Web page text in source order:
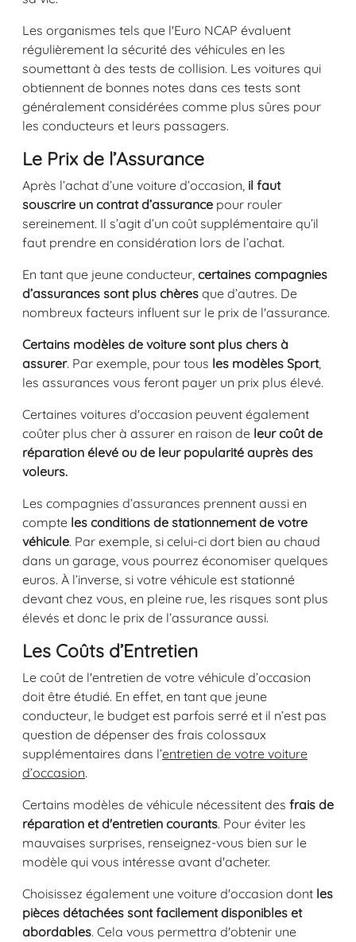
Les organismes tels que l'Euro NCAP évaluent
régulièrement la sécurité des véhicules en les
soumettant à des tests de collision. Les voitures qui
obtiennent de bonnes notes dans ces tests sont
généralement considérées comme plus sûres pour
les conducteurs et leurs passagers.
Le Prix de l’Assurance
Après l’achat d’une voiture d’occasion, il faut
souscrire un contrat d’assurance pour rouler
sereinement. Il s’agit d’un coût supplémentaire qu’il
faut prendre en considération lors de l’achat.
En tant que jeune conducteur, certaines compagnies
d’assurances sont plus chères que d’autres. De
nombreux facteurs influent sur le prix de l'assurance.
Certains modèles de voiture sont plus chers à
assurer. Par exemple, pour tous les modèles Sport,
les assurances vous feront payer un prix plus élevé.
Certaines voitures d'occasion peuvent également
coûter plus cher à assurer en raison de leur coût de
réparation élevé ou de leur popularité auprès des
voleurs.
Les compagnies d’assurances prennent aussi en
compte les conditions de stationnement de votre
véhicule. Par exemple, si celui-ci dort bien au chaud
dans un garage, vous pourrez économiser quelques
euros. À l’inverse, si votre véhicule est stationné
devant chez vous, en pleine rue, les risques sont plus
élevés et donc le prix de l’assurance aussi.
Les Coûts d’Entretien
Le coût de l'entretien de votre véhicule d’occasion
doit être étudié. En effet, en tant que jeune
conducteur, le budget est parfois serré et il n’est pas
question de dépenser des frais colossaux
supplémentaires dans l’entretien de votre voiture
d’occasion.
Certains modèles de véhicule nécessitent des frais de
réparation et d'entretien courants. Pour éviter les
mauvaises surprises, renseignez-vous bien sur le
modèle qui vous intéresse avant d'acheter.
Choisissez également une voiture d'occasion dont les
pièces détachées sont facilement disponibles et
abordables. Cela vous permettra d'obtenir une